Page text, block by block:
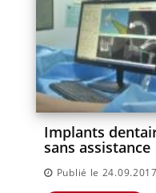
Implants
sans assistance
Publié le 24.09.2017